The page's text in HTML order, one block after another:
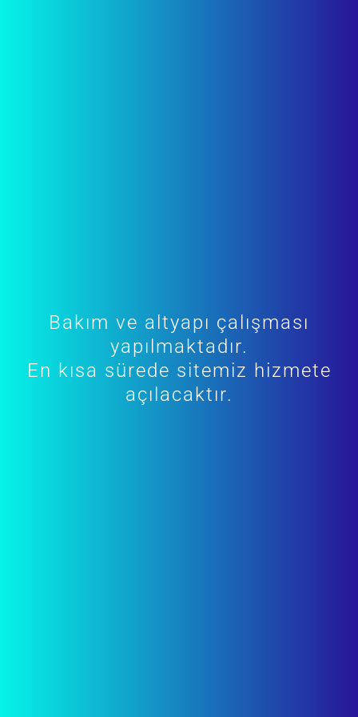
Bakım ve altyapı çalışması
yapılmaktadır.
En kısa sürede sitemiz hizmete
açılacaktır.